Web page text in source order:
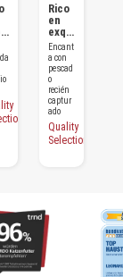
Rico
en
exqu
isito
pesc
ado
mari
no
Encant
a con
pescad
o
recién
captur
ado
Quality
Selection